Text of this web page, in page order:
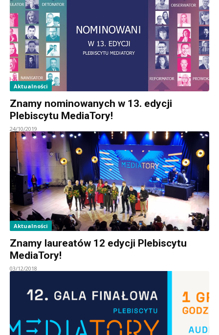
Aktualności
Znamy nominowanych w 13. edycji
Plebiscytu MediaTory!
24/10/2019
Aktualności
Znamy laureatów 12 edycji Plebiscytu
MediaTory!
03/12/2018